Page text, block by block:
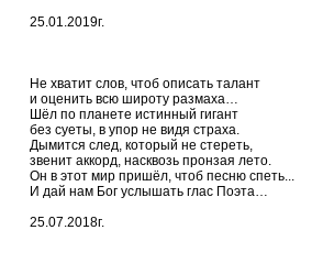
25.01.2019г.
Не хватит слов, чтоб описать талант
и оценить всю широту размаха…
Шёл по планете истинный гигант
без суеты, в упор не видя страха.
Дымится след, который не стереть,
звенит аккорд, насквозь пронзая лето.
Он в этот мир пришёл, чтоб песню спеть...
И дай нам Бог услышать глас Поэта…
25.07.2018г.